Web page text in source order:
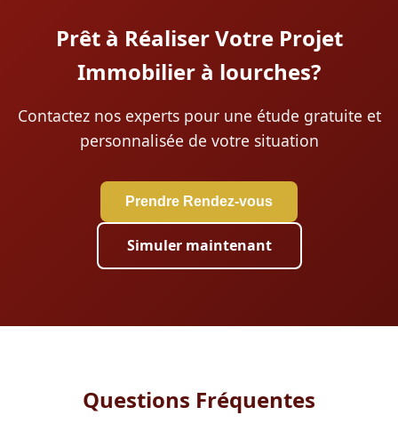
Prêt à Réaliser Votre Projet
Immobilier à lourches?
Contactez nos experts pour une étude gratuite et
personnalisée de votre situation
Prendre Rendez-vous
Simuler maintenant
Questions Fréquentes